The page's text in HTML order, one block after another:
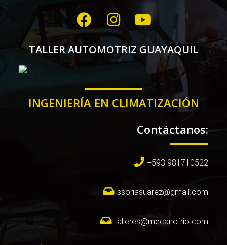
TALLER AUTOMOTRIZ GUAYAQUIL
INGENIERÍA EN CLIMATIZACIÓN
Contáctanos:
+593 981710522
ssoriasuarez@gmail.com
talleres@mecanofrio.com